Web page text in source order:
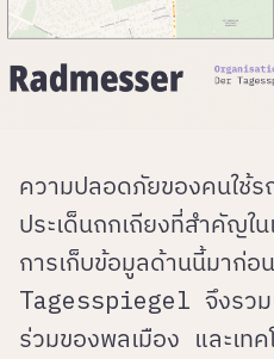
ความปลอดภัยของคนใช้ร
ประเด็นถกเถียงที่สำคัญใ
การเก็บข้อมูลด้านนี้มาก่
Tagesspiegel จึงรวม
ร่วมของพลเมือง และเท